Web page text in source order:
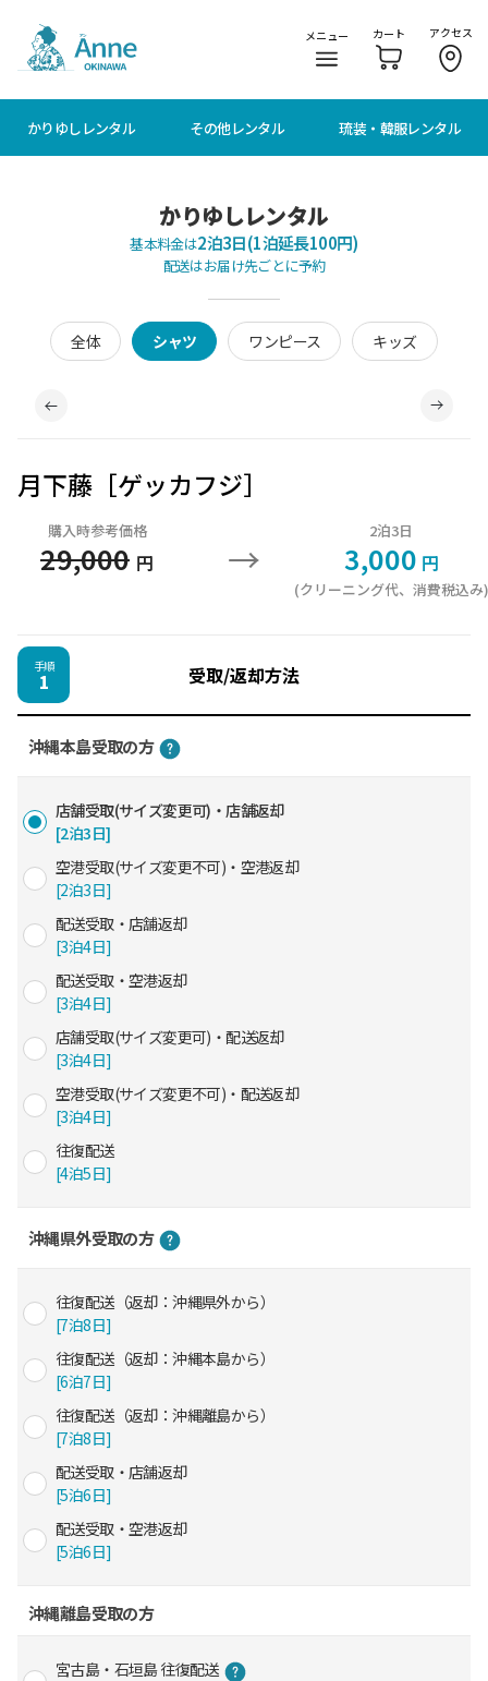
メニュー カート アクセス
かりゆしレンタル その他レンタル 琉装・韓服レンタル
かりゆしレンタル
基本料金は2泊3日(1泊延長100円)
配送はお届け先ごとに予約
全体 シャツ ワンピース キッズ
月下藤［ゲッカフジ］
購入時参考価格
29,000 円 →
2泊3日
3,000 円
(クリーニング代、消費税込み)
手順
1 受取/返却方法
沖縄本島受取の方
店舗受取(サイズ変更可)・店舗返却
[2泊3日]
空港受取(サイズ変更不可)・空港返却
[2泊3日]
配送受取・店舗返却
[3泊4日]
配送受取・空港返却
[3泊4日]
店舗受取(サイズ変更可)・配送返却
[3泊4日]
空港受取(サイズ変更不可)・配送返却
[3泊4日]
往復配送
[4泊5日]
沖縄県外受取の方
往復配送（返却：沖縄県外から）
[7泊8日]
往復配送（返却：沖縄本島から）
[6泊7日]
往復配送（返却：沖縄離島から）
[7泊8日]
配送受取・店舗返却
[5泊6日]
配送受取・空港返却
[5泊6日]
沖縄離島受取の方
宮古島・石垣島 往復配送